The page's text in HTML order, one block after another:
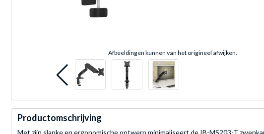
Afbeeldingen kunnen van het origineel afwijken.
Productomschrijving